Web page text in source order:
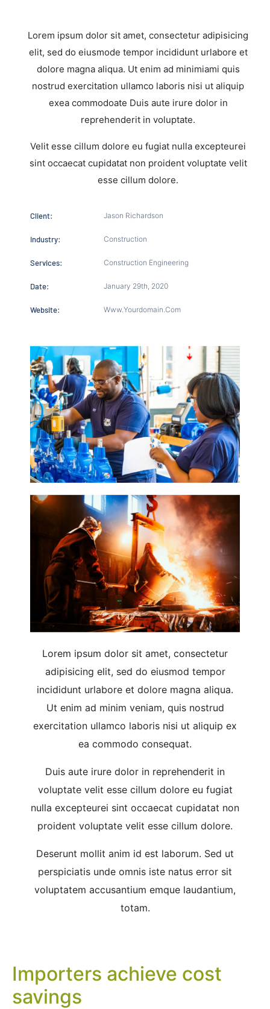
Lorem ipsum dolor sit amet, consectetur adipisicing
elit, sed do eiusmode tempor incididunt urlabore et
dolore magna aliqua. Ut enim ad minimiami quis
nostrud exercitation ullamco laboris nisi ut aliquip
exea commodoate Duis aute irure dolor in
reprehenderit in voluptate.
Velit esse cillum dolore eu fugiat nulla excepteurei
sint occaecat cupidatat non proident voluptate velit
esse cillum dolore.
Client:
Industry:
Services:
Date:
Website:
Jason Richardson
Construction
Construction Engineering
January 29th, 2020
Www.yourdomain.com
Lorem ipsum dolor sit amet, consectetur
adipisicing elit, sed do eiusmod tempor
incididunt urlabore et dolore magna aliqua.
Ut enim ad minim veniam, quis nostrud
exercitation ullamco laboris nisi ut aliquip ex
ea commodo consequat.
Duis aute irure dolor in reprehenderit in
voluptate velit esse cillum dolore eu fugiat
nulla excepteurei sint occaecat cupidatat non
proident voluptate velit esse cillum dolore.
Deserunt mollit anim id est laborum. Sed ut
perspiciatis unde omnis iste natus error sit
voluptatem accusantium emque laudantium,
totam.
Importers achieve cost
savings